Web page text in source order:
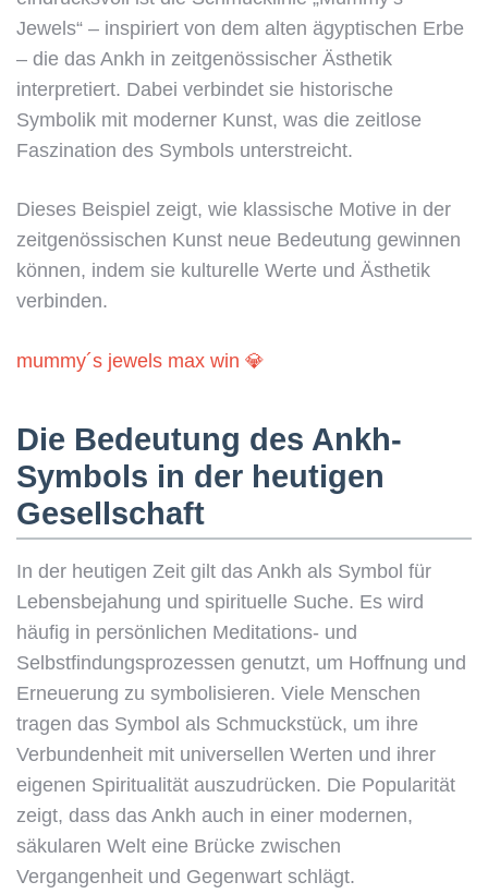
Jewels“ – inspiriert von dem alten ägyptischen Erbe
– die das Ankh in zeitgenössischer Ästhetik
interpretiert. Dabei verbindet sie historische
Symbolik mit moderner Kunst, was die zeitlose
Faszination des Symbols unterstreicht.
Dieses Beispiel zeigt, wie klassische Motive in der
zeitgenössischen Kunst neue Bedeutung gewinnen
können, indem sie kulturelle Werte und Ästhetik
verbinden.
mummy´s jewels max win 💎
Die Bedeutung des Ankh-
Symbols in der heutigen
Gesellschaft
In der heutigen Zeit gilt das Ankh als Symbol für
Lebensbejahung und spirituelle Suche. Es wird
häufig in persönlichen Meditations- und
Selbstfindungsprozessen genutzt, um Hoffnung und
Erneuerung zu symbolisieren. Viele Menschen
tragen das Symbol als Schmuckstück, um ihre
Verbundenheit mit universellen Werten und ihrer
eigenen Spiritualität auszudrücken. Die Popularität
zeigt, dass das Ankh auch in einer modernen,
säkularen Welt eine Brücke zwischen
Vergangenheit und Gegenwart schlägt.